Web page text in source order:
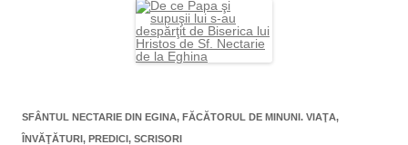
SFÂNTUL NECTARIE DIN EGINA, FĂCĂTORUL DE MINUNI. VIAŢA,
ÎNVĂŢĂTURI, PREDICI, SCRISORI